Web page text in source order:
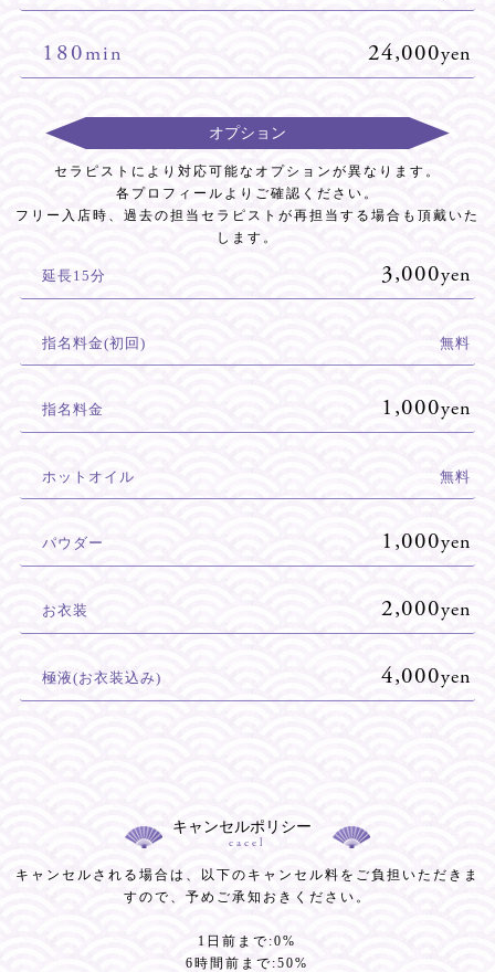
180min 24,000yen
オプション
セラピストにより対応可能なオプションが異なります。
各プロフィールよりご確認ください。
フリー入店時、過去の担当セラピストが再担当する場合も頂戴いた
します。
延長15分 3,000yen
指名料金(初回) 無料
指名料金 1,000yen
ホットオイル 無料
パウダー 1,000yen
お衣装 2,000yen
極液(お衣装込み) 4,000yen
キャンセルポリシー
cacel
キャンセルされる場合は、以下のキャンセル料をご負担いただきま
すので、予めご承知おきください。
1日前まで:0%
6時間前まで:50%